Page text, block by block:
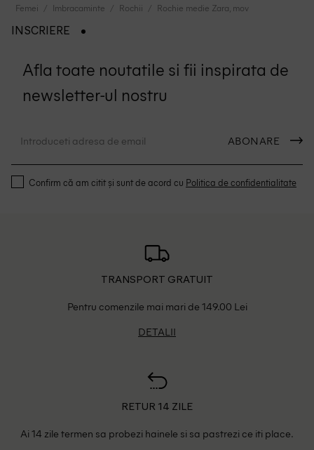
Femei Imbracaminte Rochii Rochie medie Zara, mov
INSCRIERE
Afla toate noutatile si fii inspirata de
newsletter-ul nostru
ABONARE
Confirm că am citit și sunt de acord cu Politica de confidentialitate
TRANSPORT GRATUIT
Pentru comenzile mai mari de 149.00 Lei
DETALII
RETUR 14 ZILE
Ai 14 zile termen sa probezi hainele si sa pastrezi ce iti place.